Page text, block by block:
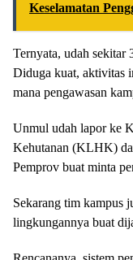
Keselamatan
Ternyata, udah sekitar
Diduga kuat, aktivitas
mana pengawasan
Unmul udah lapor ke
Kehutanan (KLHK)
Pemprov buat minta
Sekarang tim kampus
lingkungannya buat